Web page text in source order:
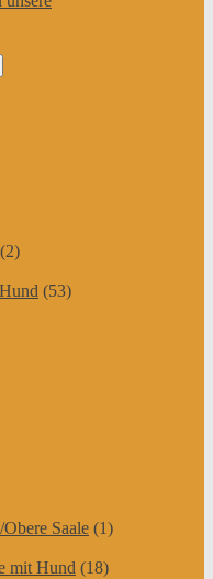
(2)
(53)
Saale (1)
mit Hund (18)